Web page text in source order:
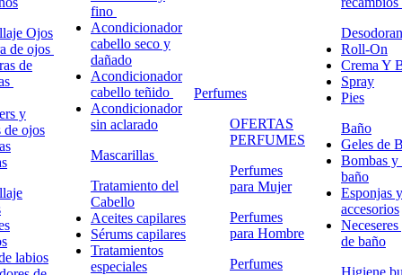
Ojos
de ojos
de
y
de ojos
labios
fino
Acondicionador
cabello seco y
dañado
Acondicionador
cabello teñido
Acondicionador
sin aclarado
Mascarillas
Tratamiento del
Cabello
Aceites capilares
Sérums capilares
Tratamientos
especiales
Perfumes
OFERTAS
PERFUMES
Perfumes
para Mujer
Perfumes
para Hombre
Perfumes
Roll-On
Crema Y
Spray
Pies
Baño
Geles de
Bombas y
baño
Esponjas y
accesorios
de baño
Higiene